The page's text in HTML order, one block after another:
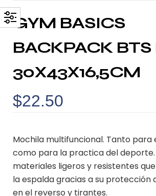
GYM BASICS
BACKPACK
30X43X16,5CM
$22.50
Mochila multifuncional. Tanto para
como para la practica del
materiales ligeros y resistentes
la espalda gracias a su protección
en el reverso y tirantes.